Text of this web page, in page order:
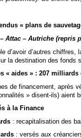
« plans de
Attac – Autriche (repris
d’avoir d’autres
la destination des fonds
« aides » : 207 milliards
de financement, après
» disent-ils) aient
à la Finance
: recapitalisation des
: versés aux